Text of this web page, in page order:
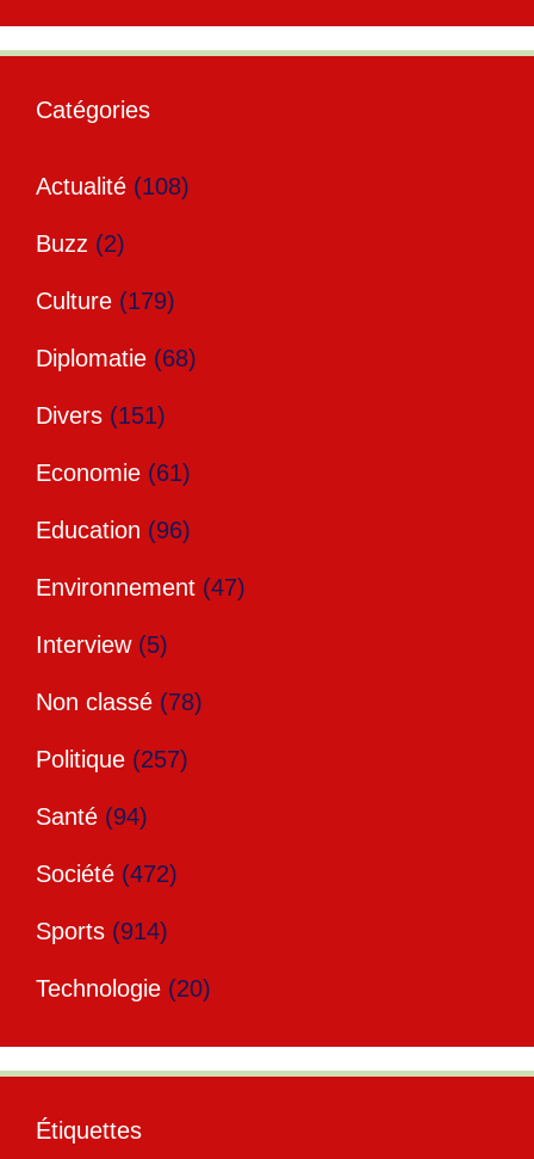
Catégories
Actualité (108)
Buzz (2)
Culture (179)
Diplomatie (68)
Divers (151)
Economie (61)
Education (96)
Environnement (47)
Interview(5)
Non classé (78)
Politique (257)
Santé (94)
Société (472)
Sports (914)
Technologie (20)
Étiquettes